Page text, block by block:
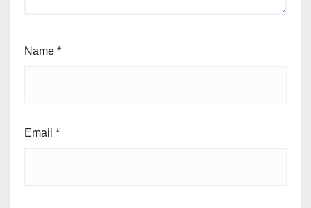
Name *
Email *